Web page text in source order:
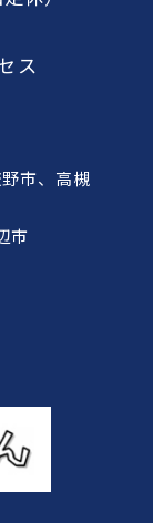
ス
市、高槻
市